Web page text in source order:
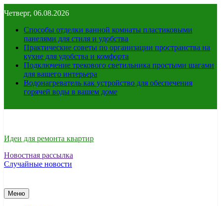
к
содержимому
Четверг, 06.08.2026
Способы отделки ванной комнаты пластиковыми
панелями для стиля и удобства
Практические советы по организации пространства на
кухне для удобства и комфорта
Подключение трекового светильника простыми шагами
для вашего интерьера
Водонагреватель как устройство для обеспечения
горячей воды в вашем доме
Идеи для ремонта квартир
Новостная рассылка
Случайные новости
Меню